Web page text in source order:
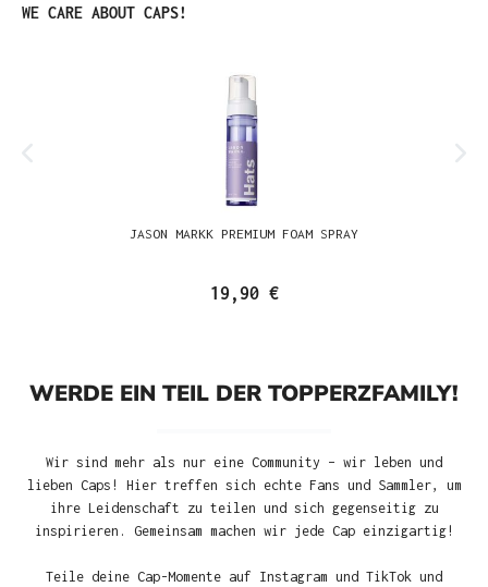
Produktgalerie überspringen
WE CARE ABOUT CAPS!
JASON MARKK PREMIUM FOAM SPRAY
19,90 €
WERDE EIN TEIL DER TOPPERZFAMILY!
Wir sind mehr als nur eine Community – wir leben und
lieben Caps! Hier treffen sich echte Fans und Sammler, um
ihre Leidenschaft zu teilen und sich gegenseitig zu
inspirieren. Gemeinsam machen wir jede Cap einzigartig!
Teile deine Cap-Momente auf Instagram und TikTok und